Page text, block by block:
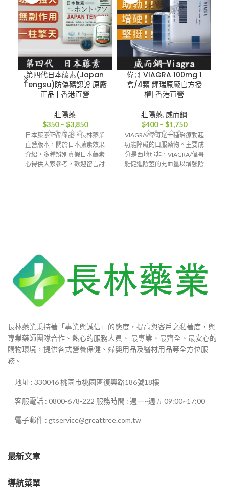
第四代日本藤素(Japan
Tengsu)防偽碼認證 原廠
正品 | 香港直營
壯陽藥
$350 – $3,850價
格
範
圍：
$350
到
日本藤素正品保證，長林藥業
直營版本，關於日本藤素效果
介紹，多種辨別真假日本藤素
心得供大家參考，歡迎留言討
偉哥 VIAGRA 100mg 1
盒/4顆 輝瑞原廠官方授
權| 香港直營
壯陽藥, 威而鋼
$400 – $1,750價
格
範
圍：
$400
到
VIAGRA/偉哥是一種治療勃起
功能障礙的口服藥物。主要成
分是西地那非，VIAGRA/偉哥
能促進陰莖的充血量以增強陰
長林藥業秉持著「專業與誠信」的態度，提高與客戶之黏著度，與
專業藥師團隊合作、熱心的服務人員、 最專業、最齊全、最安心的
購物環境，提供各式營養保健、婦嬰用品及醫材用品等全方位服
務。
地址 : 330046 桃園市桃園區復興路186號18樓
客服電話 : 0800-678-222 服務時間 : 週一~週五 09:00~17:00
電子郵件 : gtservice@greattree.com.tw
最新文章
導航菜單